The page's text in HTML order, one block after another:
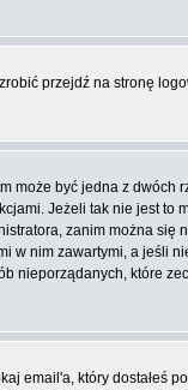
przejdź na stronę
być jedna z dwóch
Jeżeli tak nie jest to
zanim można
nim zawartymi, a jeśli
nieporządanych, które
email'a, który dostałeś